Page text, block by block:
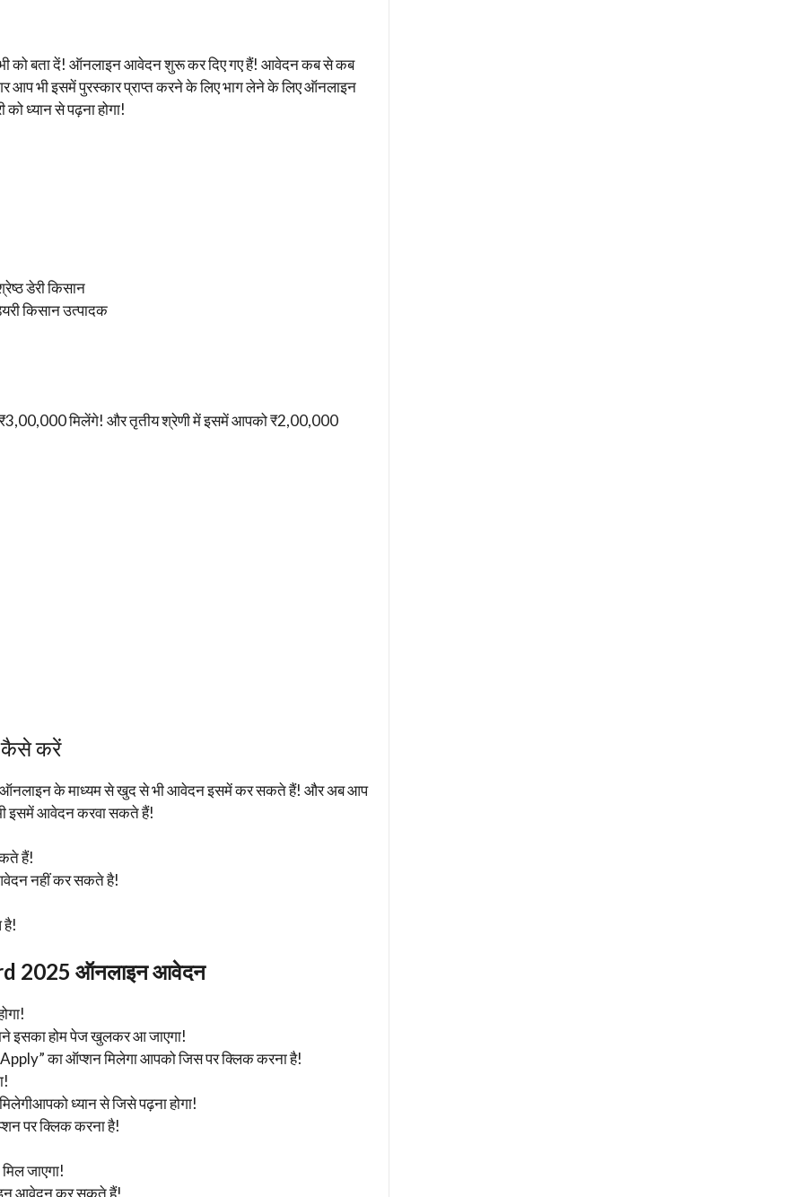
को बता दें! ऑनलाइन आवेदन शुरू कर दिए गए हैं! आवेदन कब से कब
आप भी इसमें पुरस्कार प्राप्त करने के लिए भाग लेने के लिए ऑनलाइन
ध्यान से पढ़ना होगा!
डेरी किसान
किसान उत्पादक
₹3,00,000 मिलेंगे! और तृतीय श्रेणी में इसमें आपको ₹2,00,000
कैसे करें
ऑनलाइन के माध्यम से खुद से भी आवेदन इसमें कर सकते हैं! और अब आप
इसमें आवेदन करवा सकते हैं!
हैं!
नहीं कर सकते है!
है!
2025 ऑनलाइन आवेदन
इसका होम पेज खुलकर आ जाएगा!
का ऑप्शन मिलेगा आपको जिस पर क्लिक करना है!
ध्यान से जिसे पढ़ना होगा!
पर क्लिक करना है!
जाएगा!
आवेदन कर सकते हैं!